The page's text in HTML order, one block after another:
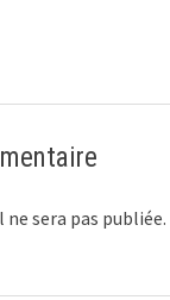
sera pas publiée.